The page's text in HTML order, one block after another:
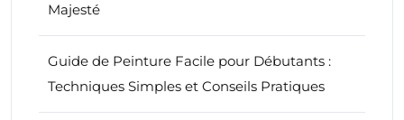
Majesté
Guide de Peinture Facile pour Débutants :
Techniques Simples et Conseils Pratiques